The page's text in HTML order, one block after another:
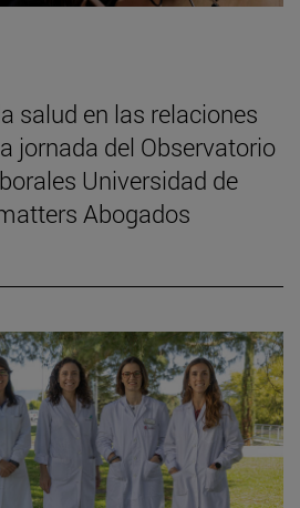
salud en las relaciones
jornada del Observatorio
Universidad de
Abogados